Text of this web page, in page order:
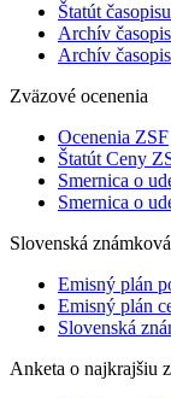
Štatút
Archív
Archív
Zväzové ocenenia
Ocenenia ZSF
Štatút Ceny
Smernica o
Smernica o
Slovenská
Emisný plán
Emisný plán
Slovenská
Anketa o najkrajšiu